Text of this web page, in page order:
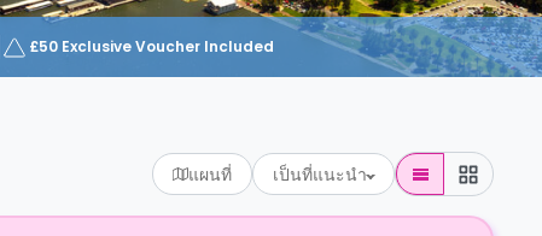
£50 Exclusive Voucher Included
แผนที่ เป็นที่แนะนำ